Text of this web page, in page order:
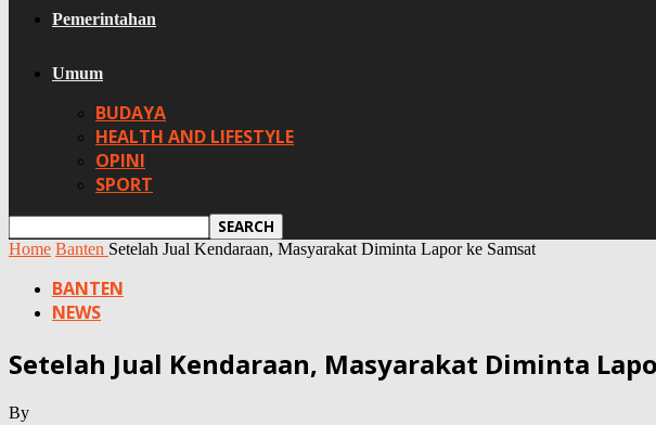
Pemerintahan
Umum
BUDAYA
HEALTH AND LIFESTYLE
OPINI
SPORT
Home Banten Setelah Jual Kendaraan, Masyarakat Diminta Lapor ke Samsat
BANTEN
NEWS
Setelah Jual Kendaraan, Masyarakat Diminta
By